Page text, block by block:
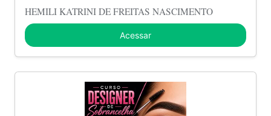
HEMILI KATRINI DE FREITAS NASCIMENTO
Acessar